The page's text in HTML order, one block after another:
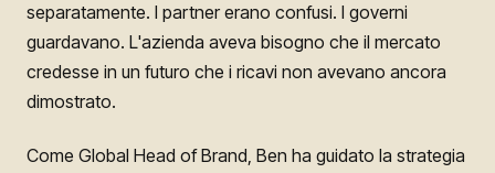
separatamente. I partner erano confusi. I governi
guardavano. L'azienda aveva bisogno che il mercato
credesse in un futuro che i ricavi non avevano ancora
dimostrato.
Come Global Head of Brand, Ben ha guidato la strategia